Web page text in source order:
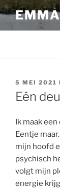
Ga
naar
de
GEPLAATST
OP
5 MEI 2021
Eén
Ik maak
Eentje
mijn hoofd
psychisch
volgt mijn
energie